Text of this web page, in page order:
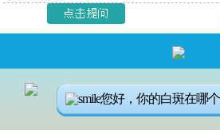
免费通话
咨询电话：
您好，你的白斑在哪